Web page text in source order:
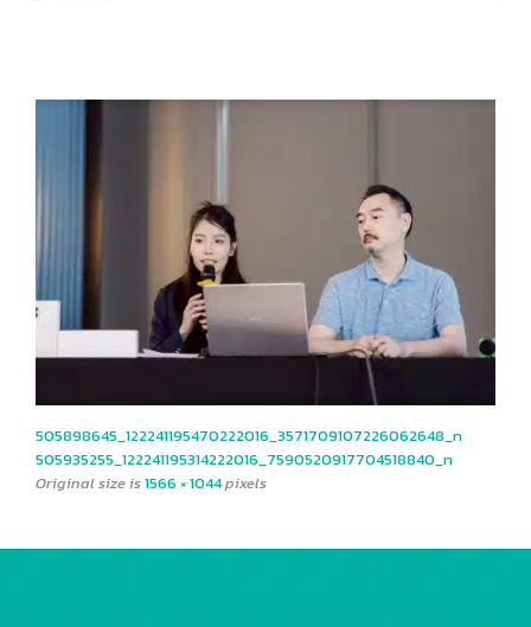
505898645_122241195470222016_3571709107226062648_n
505935255_122241195314222016_7590520917704518840_n
Original size is1566 × 1044pixels